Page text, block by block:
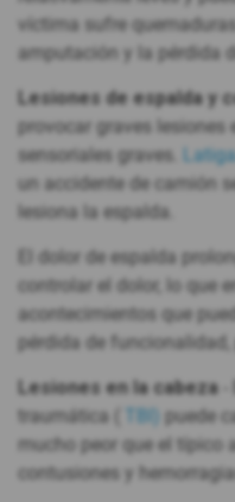
víctima sufre
amputación y la pérdida
Lesiones de espalda y
provocar graves lesiones
sensoriales graves.
un accidente de camión
lesiona la espalda.
El dolor de espalda
controlar el dolor, lo que
acontecimientos que
pérdida de funcionalidad,
Lesiones en la cabeza
traumática (
TBI)
puede
mucho peor que el típico
contusiones y